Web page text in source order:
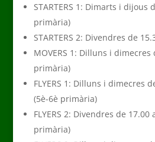
STARTERS 1: Dimarts i dijous
primària)
STARTERS 2: Divendres de
MOVERS 1: Dilluns i dimecres
primària)
FLYERS 1: Dilluns i dimecres
(5è-6è primària)
FLYERS 2: Divendres de 17.00
primària)